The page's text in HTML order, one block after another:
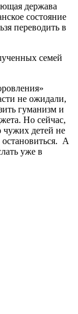
держава
состояние
переводить в
семей
не ожидали,
гуманизм и
Но сейчас,
чужих детей не
остановиться. А
уже в